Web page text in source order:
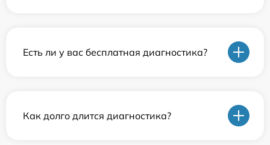
Есть ли у вас бесплатная диагностика?
Как долго длится диагностика?